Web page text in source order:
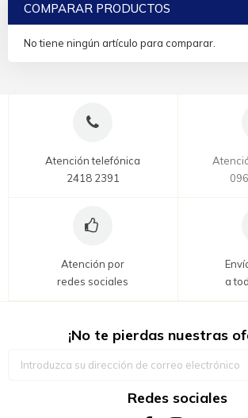
COMPARAR PRODUCTOS
No tiene ningún artículo para comparar.
Atención telefónica
2418 2391
Atención por
redes sociales
a
¡No te pierdas nuestras
Redes sociales